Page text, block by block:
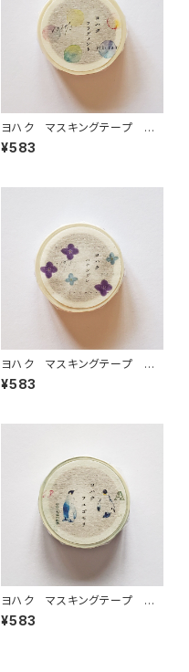
ヨハク マスキングテープ フ
ラグメント Y-185
¥583
ヨハク マスキングテープ ハ
ナシグレ Y-186
¥583
ヨハク マスキングテープ フ
ユゴモリ ペンギン Y-181
¥583